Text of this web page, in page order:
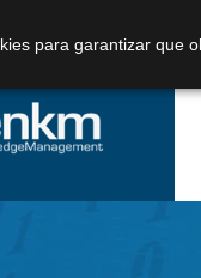
para garantizar que